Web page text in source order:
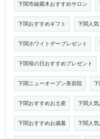
下関市綾羅木おすすめサロン
下関おすすめギフト 下関人気
下関ホワイトデープレゼント
下関母の日おすすめプレゼント
下関ニューオープン美容院
下関おすすめお土産 下関人
下関おすすめお歳暮 下関人